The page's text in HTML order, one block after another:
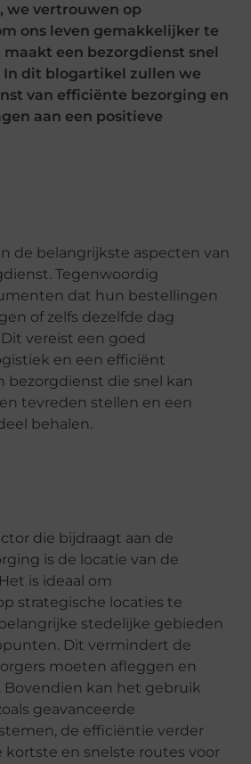
we vertrouwen op
ons leven gemakkelijker te
een bezorgdienst snel
dit blogartikel zullen we
van efficiënte bezorging en
aan een positieve
de belangrijkste aspecten van
Tegenwoordig
dat hun bestellingen
of zelfs dezelfde dag
vereist een goed
en een efficiënt
bezorgdienst die snel kan
tevreden stellen en een
behalen.
die bijdraagt aan de
is de locatie van de
is ideaal om
strategische locaties te
stedelijke gebieden
Dit vermindert de
moeten afleggen en
Bovendien kan het gebruik
geavanceerde
de efficiëntie verder
kortste en snelste routes voor